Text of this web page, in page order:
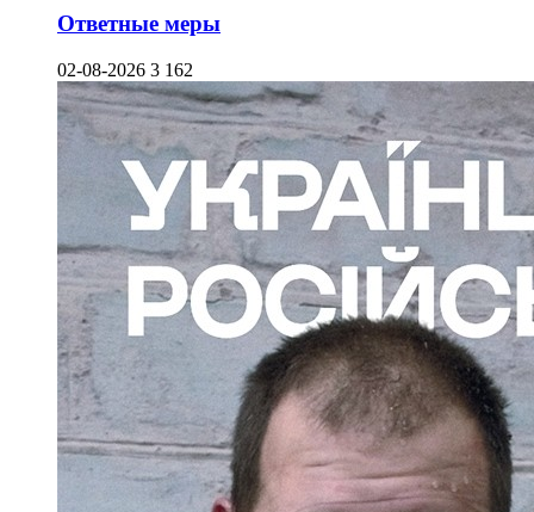
Ответные меры
02-08-2026 3 162